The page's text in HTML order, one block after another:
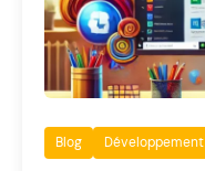
Blog Développement